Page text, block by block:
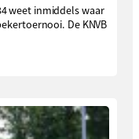
weet inmiddels waar
De KNVB